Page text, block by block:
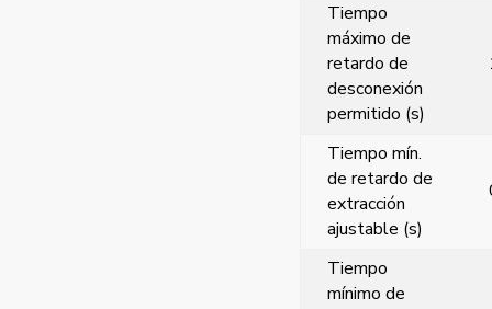
Tiempo
máximo de
retardo de
desconexión
permitido (s)
Tiempo mín.
de retardo de
extracción
ajustable (s)
Tiempo
mínimo de